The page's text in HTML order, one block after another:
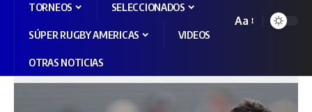
TORNEOS SELECCIONADOS
SÚPER RUGBY AMERICAS VIDEOS
OTRAS NOTICIAS
Aa